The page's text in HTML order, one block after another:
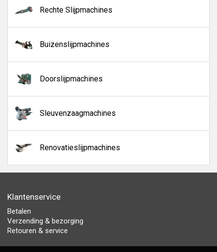
Rechte Slijpmachines
Buizenslijpmachines
Doorslijpmachines
Sleuvenzaagmachines
Renovatieslijpmachines
Klantenservice
Betalen
Verzending & bezorging
Retouren & service